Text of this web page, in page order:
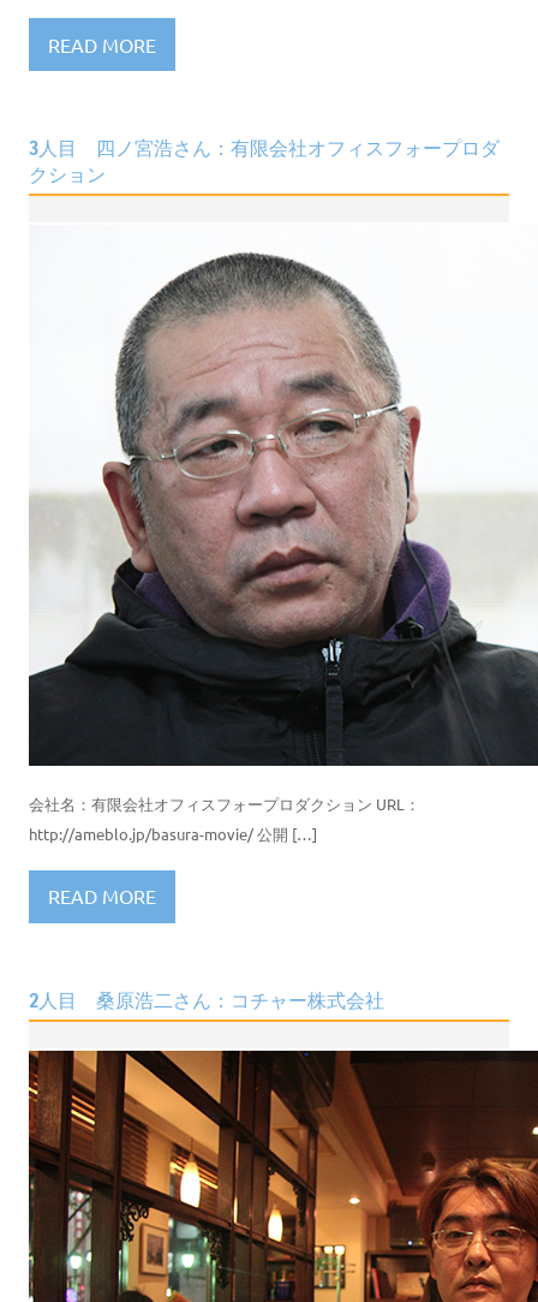
READ MORE
3人目 四ノ宮浩さん：有限会社オフィスフォープロダ
クション
会社名：有限会社オフィスフォープロダクション URL：
http://ameblo.jp/basura-movie/ 公開 […]
READ MORE
2人目 桑原浩二さん：コチャー株式会社